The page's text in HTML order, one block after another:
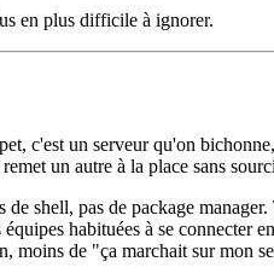
en plus difficile à ignorer.
c'est un serveur qu'on
un autre à la place sans
shell, pas de package
habituées à se connecter
moins de "ça marchait sur mon